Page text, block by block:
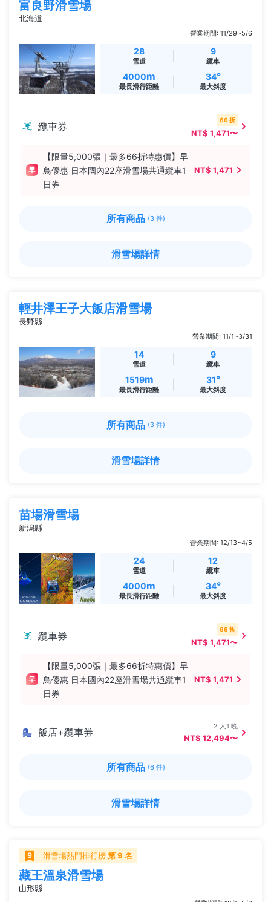
富良野滑雪場
北海道
營業期間: 11/29~5/6
28
雪道
9
纜車
4000m
最長滑行距離
34°
最大斜度
纜車券
66 折
NT$ 1,471〜
【限量5,000張｜最多66折特惠價】早
鳥優惠 日本國內22座滑雪場共通纜車1
日券
NT$ 1,471
所有商品 (3 件)
滑雪場詳情
輕井澤王子大飯店滑雪場
長野縣
營業期間: 11/1~3/31
14
雪道
9
纜車
1519m
最長滑行距離
31°
最大斜度
所有商品 (3 件)
滑雪場詳情
苗場滑雪場
新潟縣
營業期間: 12/13~4/5
24
雪道
12
纜車
4000m
最長滑行距離
34°
最大斜度
纜車券
66 折
NT$ 1,471〜
【限量5,000張｜最多66折特惠價】早
鳥優惠 日本國內22座滑雪場共通纜車1
日券
NT$ 1,471
飯店+纜車券
2 人1 晚
NT$ 12,494〜
所有商品 (6 件)
滑雪場詳情
滑雪場熱門排行榜第 9 名
藏王溫泉滑雪場
山形縣